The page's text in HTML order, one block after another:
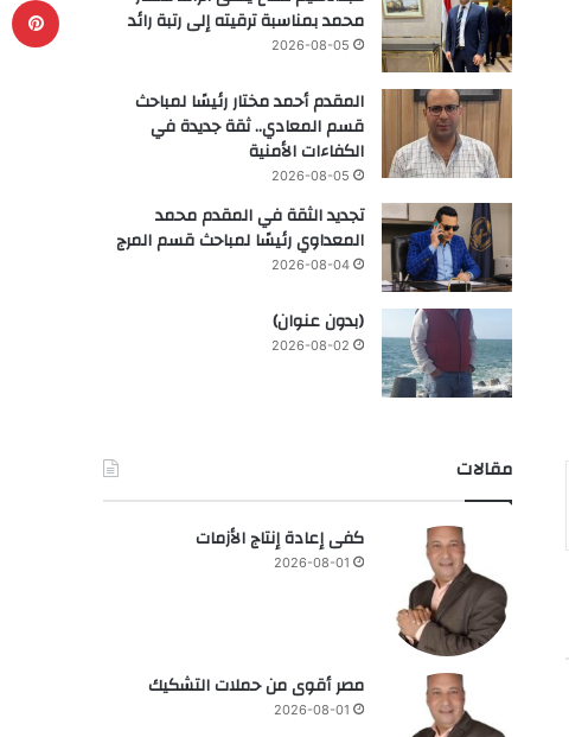
محمد بمناسبة ترقيته إلى رتبة رائد
2026-08-05
المقدم أحمد مختار رئيسًا لمباحث
قسم المعادي.. ثقة جديدة في
الكفاءات الأمنية
2026-08-05
تجديد الثقة في المقدم محمد
المعداوي رئيسًا لمباحث قسم المرج
2026-08-04
(بدون عنوان)
2026-08-02
مقالات
كفى إعادة إنتاج الأزمات
2026-08-01
مصر أقوى من حملات التشكيك
2026-08-01